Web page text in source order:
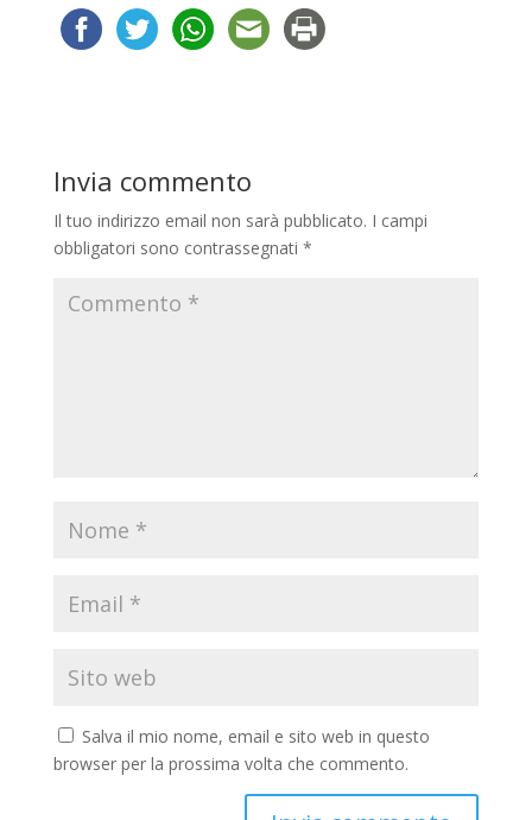
Invia commento
Il tuo indirizzo email non sarà pubblicato. I campi
obbligatori sono contrassegnati *
Salva il mio nome, email e sito web in questo
browser per la prossima volta che commento.